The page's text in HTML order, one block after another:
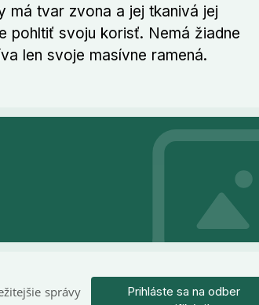
má tvar zvona a jej tkanivá jej
pohltiť svoju korisť. Nemá žiadne
len svoje masívne ramená.
správy
Prihláste sa na odber